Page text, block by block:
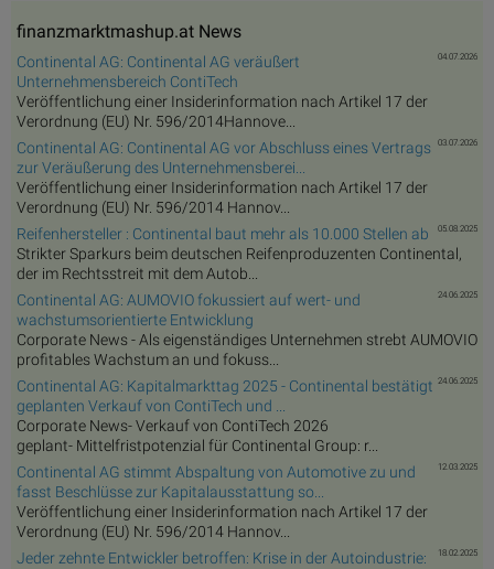
finanzmarktmashup.at News
04.07.2026
Continental AG: Continental AG veräußert
Unternehmensbereich ContiTech
Veröffentlichung einer Insiderinformation nach Artikel 17 der
Verordnung (EU) Nr. 596/2014Hannove...
03.07.2026
Continental AG: Continental AG vor Abschluss eines Vertrags
zur Veräußerung des Unternehmensberei...
Veröffentlichung einer Insiderinformation nach Artikel 17 der
Verordnung (EU) Nr. 596/2014 Hannov...
05.08.2025
Reifenhersteller : Continental baut mehr als 10.000 Stellen ab
Strikter Sparkurs beim deutschen Reifenproduzenten Continental,
der im Rechtsstreit mit dem Autob...
24.06.2025
Continental AG: AUMOVIO fokussiert auf wert- und
wachstumsorientierte Entwicklung
Corporate News - Als eigenständiges Unternehmen strebt AUMOVIO
profitables Wachstum an und fokuss...
24.06.2025
Continental AG: Kapitalmarkttag 2025 - Continental bestätigt
geplanten Verkauf von ContiTech und ...
Corporate News- Verkauf von ContiTech 2026
geplant- Mittelfristpotenzial für Continental Group: r...
12.03.2025
Continental AG stimmt Abspaltung von Automotive zu und
fasst Beschlüsse zur Kapitalausstattung so...
Veröffentlichung einer Insiderinformation nach Artikel 17 der
Verordnung (EU) Nr. 596/2014 Hannov...
18.02.2025
Jeder zehnte Entwickler betroffen: Krise in der Autoindustrie: